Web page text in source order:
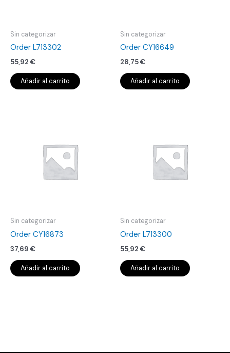
Sin categorizar
Order L713302
55,92 €
Añadir al carrito
Sin categorizar
Order CY16649
28,75€
Añadir al carrito
Sin categorizar
Order CY16873
37,69 €
Añadir al carrito
Sin categorizar
Order L713300
55,92 €
Añadir al carrito